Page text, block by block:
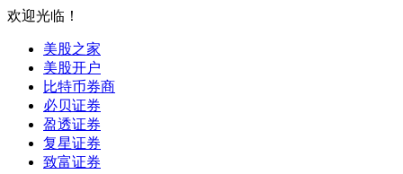
欢迎光临！
美股之家
美股开户
比特币券商
必贝证券
盈透证券
复星证券
致富证券